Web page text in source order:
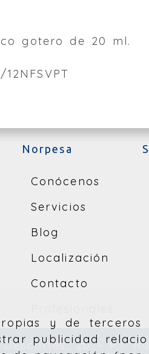
y de
publicidad
gotero de 20 ml.
Norpesa
Conócenos
Servicios
Blog
Localización
Contacto
Descartes, 20 – P.I.